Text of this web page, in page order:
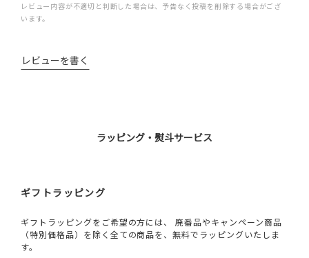
レビュー内容が不適切と判断した場合は、予告なく投稿を削除する場合がござ
います。
レビューを書く
ラッピング・熨斗サービス
ギフトラッピング
ギフトラッピングをご希望の方には、 廃番品やキャンペーン商品
（特別価格品）を除く全ての商品を、無料でラッピングいたしま
す。